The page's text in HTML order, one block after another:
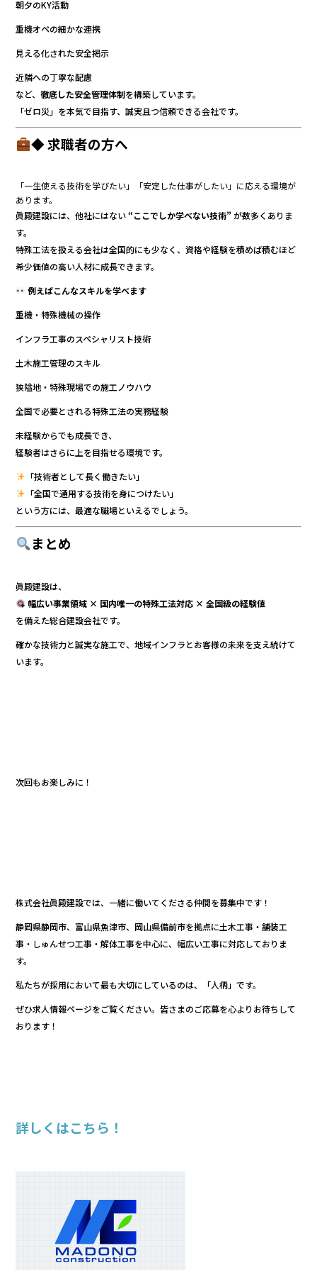
朝夕のKY活動
重機オペの細かな連携
見える化された安全掲示
近隣への丁寧な配慮
など、徹底した安全管理体制を構築しています。
「ゼロ災」を本気で目指す、誠実且つ信頼できる会社です。
◆ 求職者の方へ
「一生使える技術を学びたい」「安定した仕事がしたい」に応える環境が
あります。
眞殿建設には、他社にはない“ここでしか学べない技術” が数多くありま
す。
特殊工法を扱える会社は全国的にも少なく、資格や経験を積めば積むほど
希少価値の高い人材に成長できます。
例えばこんなスキルを学べます
重機・特殊機械の操作
インフラ工事のスペシャリスト技術
土木施工管理のスキル
狭隘地・特殊現場での施工ノウハウ
全国で必要とされる特殊工法の実務経験
未経験からでも成長でき、
経験者はさらに上を目指せる環境です。
「技術者として長く働きたい」
「全国で通用する技術を身につけたい」
という方には、最適な職場といえるでしょう。
まとめ
眞殿建設は、
幅広い事業領域 × 国内唯一の特殊工法対応 × 全国級の経験値
を備えた総合建設会社です。
確かな技術力と誠実な施工で、地域インフラとお客様の未来を支え続けて
います。
次回もお楽しみに！
株式会社眞殿建設では、一緒に働いてくださる仲間を募集中です！
静岡県静岡市、富山県魚津市、岡山県備前市を拠点に土木工事・舗装工
事・しゅんせつ工事・解体工事を中心に、幅広い工事に対応しておりま
す。
私たちが採用において最も大切にしているのは、「人柄」です。
ぜひ求人情報ページをご覧ください。皆さまのご応募を心よりお待ちして
おります！
詳しくはこちら！